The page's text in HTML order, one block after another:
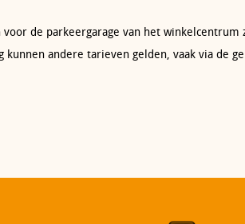
de parkeergarage van het winkelcentrum
andere tarieven gelden, vaak via de